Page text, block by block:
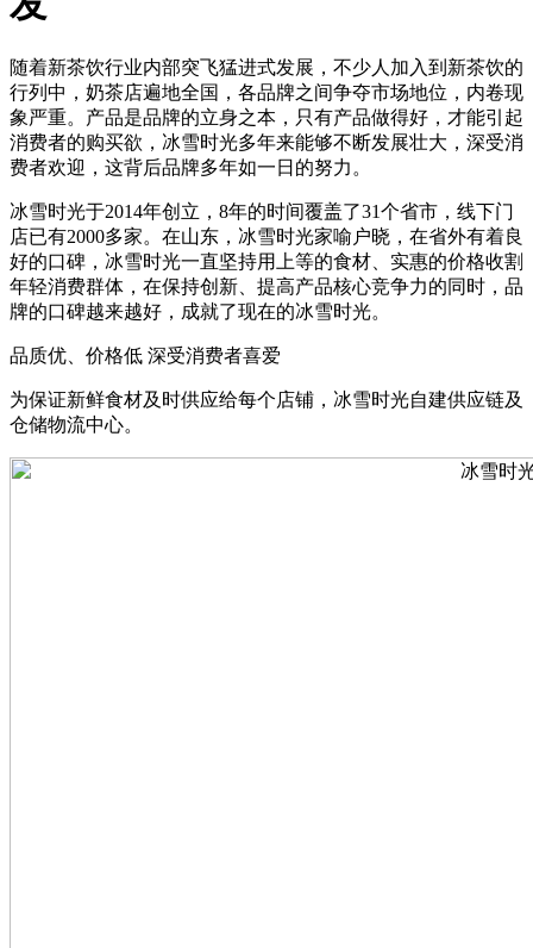
随着新茶饮行业内部突飞猛进式发展，不少人加入到新茶饮的
行列中，奶茶店遍地全国，各品牌之间争夺市场地位，内卷现
象严重。产品是品牌的立身之本，只有产品做得好，才能引起
消费者的购买欲，冰雪时光多年来能够不断发展壮大，深受消
费者欢迎，这背后品牌多年如一日的努力。
冰雪时光于2014年创立，8年的时间覆盖了31个省市，线下门
店已有2000多家。在山东，冰雪时光家喻户晓，在省外有着良
好的口碑，冰雪时光一直坚持用上等的食材、实惠的价格收割
年轻消费群体，在保持创新、提高产品核心竞争力的同时，品
牌的口碑越来越好，成就了现在的冰雪时光。
品质优、价格低 深受消费者喜爱
为保证新鲜食材及时供应给每个店铺，冰雪时光自建供应链及
仓储物流中心。